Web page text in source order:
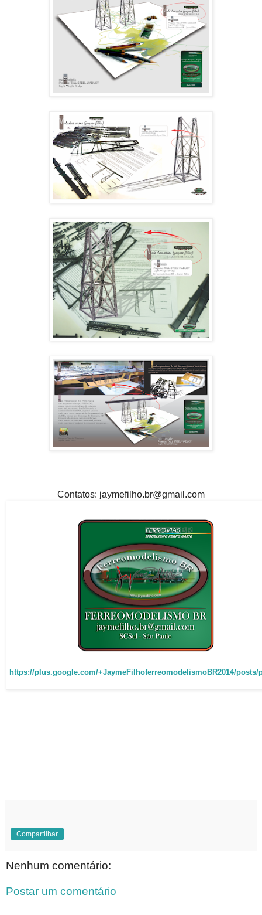
Contatos: jaymefilho.br@gmail.com
https://plus.google.com/+JaymeFilhoferreomodelismoBR2014/posts/
Compartilhar
Nenhum comentário:
Postar um comentário